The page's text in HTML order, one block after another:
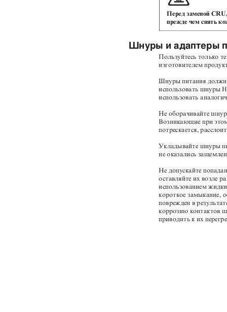
Перед заменой
прежде чем снять
Шнуры и адаптеры
Пользуйтесь только
изготовителем
Шнуры питания
использовать шнуры
использовать
Не оборачивайте
Возникающие при
потрескается,
Укладывайте шнуры
не оказались
Не допускайте
оставляйте их возле
использованием
короткое замыкание,
поврежден в
коррозию контактов
приводить к их